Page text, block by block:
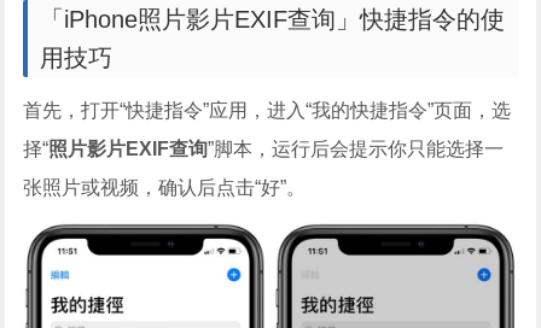
「iPhone照片影片EXIF查询」快捷指令的使
用技巧
首先，打开“快捷指令”应用，进入“我的快捷指令”页面，选
择“照片影片EXIF查询”脚本，运行后会提示你只能选择一
张照片或视频，确认后点击“好”。